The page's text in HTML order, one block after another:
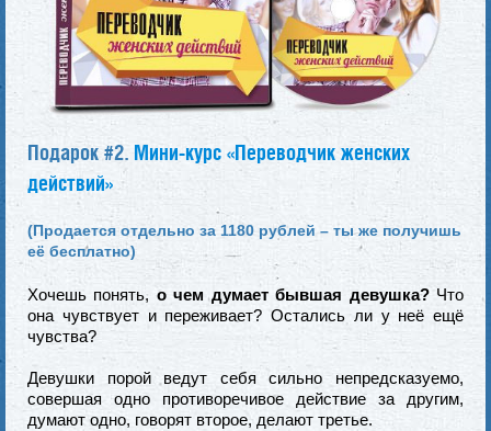
Подарок #2. Мини-курс «Переводчик женских
действий»
(Продается отдельно за 1180 рублей – ты же получишь
её бесплатно)
Хочешь понять, о чем думает бывшая девушка?Что
она чувствует и переживает? Остались ли у неё ещё
чувства?
Девушки порой ведут себя сильно непредсказуемо,
совершая одно противоречивое действие за другим,
думают одно, говорят второе, делают третье.